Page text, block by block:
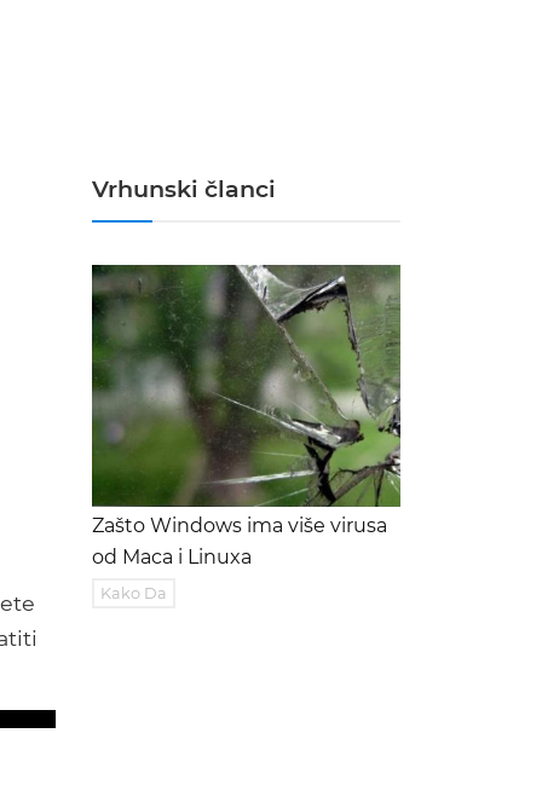
Vrhunski članci
Zašto Windows ima više virusa
od Maca i Linuxa
Kako Da